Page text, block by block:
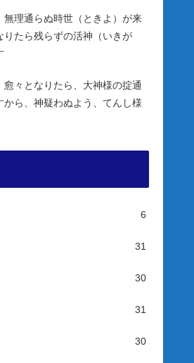
理通らぬ時世（ときよ）が来
りたら残らずの活神（いきが
々となりたら、大神様の掟通
から、神疑わぬよう、てんし様
6
31
30
31
30